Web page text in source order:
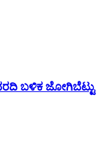
ಬಳಿಕ ಜೋಗಿಬೆಟ್ಟು